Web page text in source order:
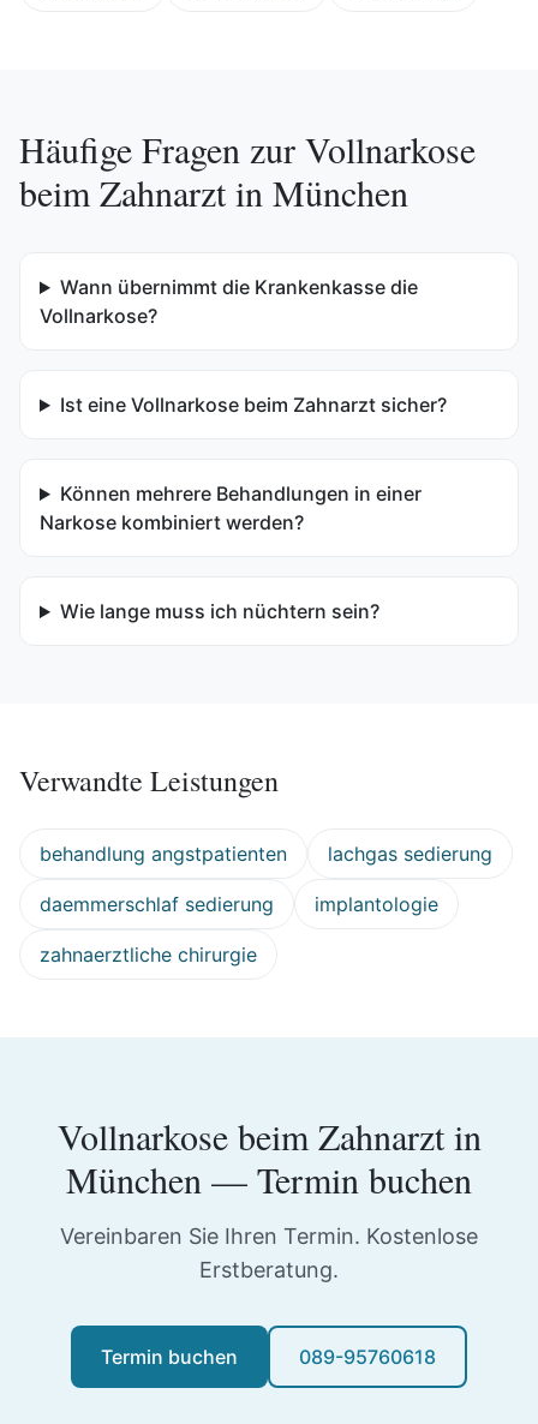
Häufige Fragen zur Vollnarkose
beim Zahnarztin München
Wann übernimmt die Krankenkasse die
Vollnarkose?
Ist eine Vollnarkose beim Zahnarzt sicher?
Können mehrere Behandlungen in einer
Narkose kombiniert werden?
Wie lange muss ich nüchtern sein?
Verwandte Leistungen
behandlung angstpatienten lachgas sedierung
daemmerschlaf sedierung implantologie
zahnaerztliche chirurgie
Vollnarkose beim Zahnarztin
München — Termin buchen
Vereinbaren Sie Ihren Termin. Kostenlose
Erstberatung.
Termin buchen 089-95760618